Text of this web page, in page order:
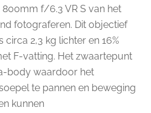
800mm f/6.3 VR S van het
fotograferen. Dit objectief
circa 2,3 kg lichter en 16%
F-vatting. Het zwaartepunt
body waardoor het
te pannen en beweging
kunnen